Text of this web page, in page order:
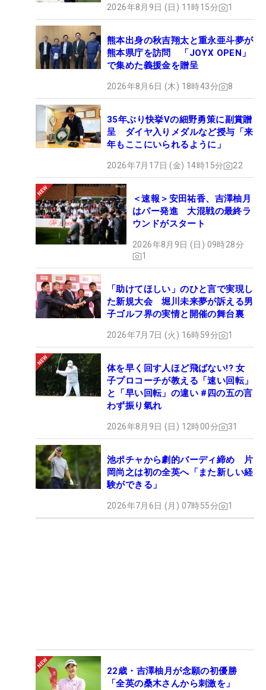
このメジャーにかける思いが強い理由の一つが、
「職場が5年間、絶対に確保」できること。優勝者
に与えられる5年間のシードは大きい。「（去年
は）バーディパットが入った瞬間も、真っ先に頭に
思い浮かんだのは5年シード。（大会）連覇を達成
した選手がいないという部分でも、もう一度勝ちた
い大会ではあるとすごく思っています」と連覇への
強い思いを胸に、大舞台へ挑む。（文・高木彩音）
2026年8月9日 (日) 11時15分 1
熊本出身の秋吉翔太と重永亜斗夢が
熊本県庁を訪問 「JOYX OPEN」
で集めた義援金を贈呈
2026年8月6日 (木) 18時43分 8
35年ぶり快挙Vの細野勇策に副賞贈
呈 ダイヤ入りメダルなど授与「来
年もここにいられるように」
2026年7月17日 (金) 14時15分 22
＜速報＞安田祐香、吉澤柚月
はパー発進 大混戦の最終ラ
ウンドがスタート
2026年8月9日 (日) 09時28分
1
「助けてほしい」のひと言で実現し
た新規大会 堀川未来夢が訴える男
子ゴルフ界の実情と開催の舞台裏
2026年7月7日 (火) 16時59分 1
体を早く回す人ほど飛ばない!? 女
子プロコーチが教える「速い回転」
と「早い回転」の違い #四の五の言
わず振り氣れ
2026年8月9日 (日) 12時00分 31
池ポチャから劇的バーディ締め 片
岡尚之は初の全英へ「また新しい経
験ができる」
2026年7月6日 (月) 07時55分 1
22歳・吉澤柚月が念願の初優勝
「全英の桑木さんから刺激を」